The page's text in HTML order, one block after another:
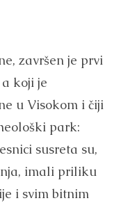
završen je prvi
koji je
u Visokom i čiji
park:
susreta su,
imali priliku
i svim bitnim